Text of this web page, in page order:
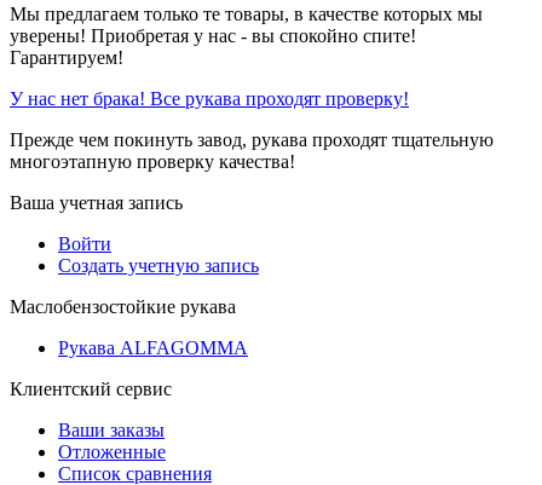
Мы предлагаем только те товары, в качестве которых мы
уверены! Приобретая у нас - вы спокойно спите!
Гарантируем!
У нас нет брака! Все рукава проходят проверку!
Прежде чем покинуть завод, рукава проходят тщательную
многоэтапную проверку качества!
Ваша учетная запись
Войти
Создать учетную запись
Маслобензостойкие рукава
Рукава ALFAGOMMA
Клиентский сервис
Ваши заказы
Отложенные
Список сравнения